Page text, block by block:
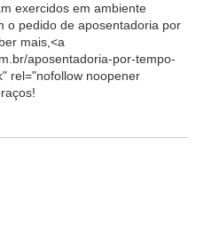
exercidos em ambiente
o pedido de aposentadoria por
mais,<a
aposentadoria-por-tempo-
rel="nofollow noopener